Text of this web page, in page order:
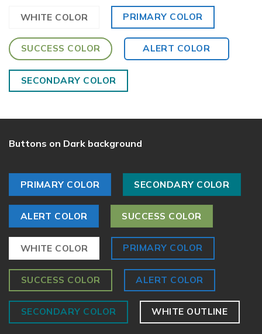
WHITE COLOR PRIMARY COLOR
SUCCESS COLOR ALERT COLOR
SECONDARY COLOR
Buttons on Dark background
PRIMARY COLOR SECONDARY COLOR
ALERT COLOR SUCCESS COLOR
WHITE COLOR PRIMARY COLOR
SUCCESS COLOR ALERT COLOR
SECONDARY COLOR WHITE OUTLINE